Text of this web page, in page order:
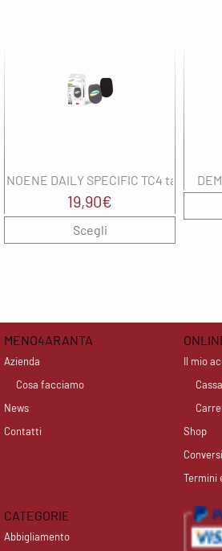
NOENE DAILY SPECIFIC TC4 tallonetta
19,90€
Scegli
MENO4ARANTA
Azienda
Cosa facciamo
News
Contatti
Il mio
Cassa
Shop
Termini
CATEGORIE
Abbigliamento